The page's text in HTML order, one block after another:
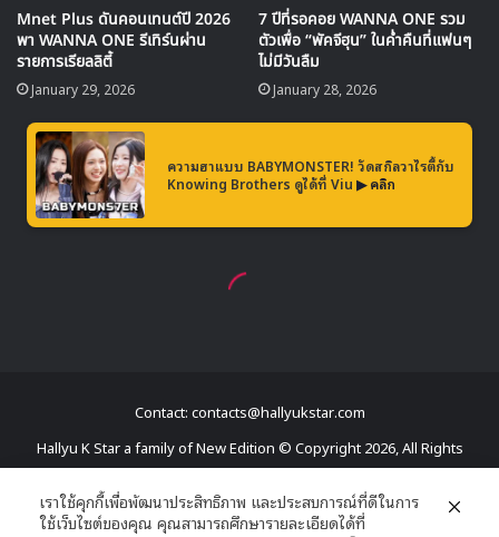
Contact: contacts@hallyukstar.com
Hallyu K Star a family of New Edition © Copyright 2026, All Rights
เราใช้คุกกี้เพื่อพัฒนาประสิทธิภาพ และประสบการณ์ที่ดีในการ
ใช้เว็บไซต์ของคุณ คุณสามารถศึกษารายละเอียดได้ที่